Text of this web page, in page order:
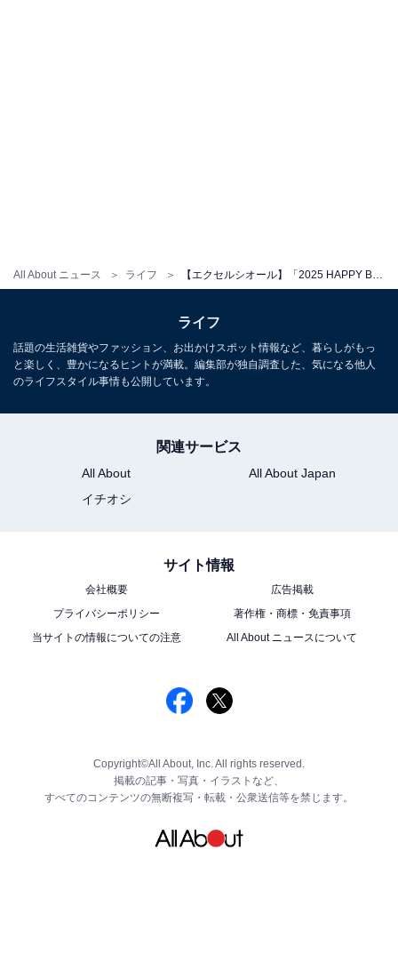
All About ニュース ライフ
全国のエクセルシオール カフェ（一部対象外あり）とカ
フェ レクセル御堂筋淀屋橋店で、12月26日～2025年3月
※本チケット1枚で1回限り使用できます
※追加料金でのサイズアップ、カスタマイズ、ドリンク
※他の特典・割引券などと併用はできません
ライフ
話題の生活雑貨やファッション、お出かけスポット情報など、暮らしがもっ
と楽しく、豊かになるヒントが満載。編集部が独自調査した、気になる他人
のライフスタイル事情も公開しています。
関連サービス
All About
All About Japan
イチオシ
サイト情報
会社概要
広告掲載
プライバシーポリシー
著作権・商標・免責事項
当サイトの情報についての注意
All About ニュースについて
Copyright©All About, Inc. All rights reserved.
掲載の記事・写真・イラストなど、
すべてのコンテンツの無断複写・転載・公衆送信等を禁じます。